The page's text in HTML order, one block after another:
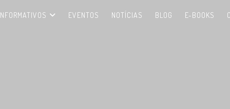
EVENTOS NOTÍCIAS BLOG E-BOOKS